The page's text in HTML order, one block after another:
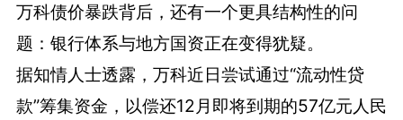
万科债价暴跌背后，还有一个更具结构性的问
题：银行体系与地方国资正在变得犹疑。
据知情人士透露，万科近日尝试通过“流动性贷
款”筹集资金，以偿还12月即将到期的57亿元人民